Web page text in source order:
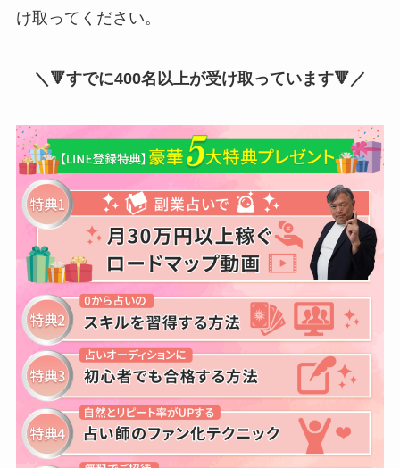
け取ってください。
＼🔻すでに400名以上が受け取っています🔻／